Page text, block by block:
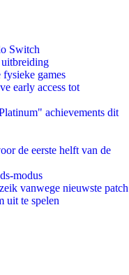
Switch
games
early access tot
achievements dit
de eerste helft van de
modus
vanwege nieuwste patch
uit te spelen